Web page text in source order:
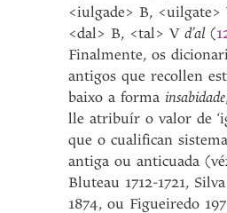
<iulgade> B,
<dal> B, <tal> Vd’al(
Finalmente, os
antigos que recollen
baixo a forma insabidade
lle atribuír o valor de
que o cualifican
antiga ou anticuada
Bluteau 1712-1721,
1874, ou Figueiredo